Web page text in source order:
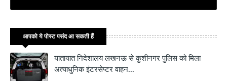
आपको ये पोस्ट पसंद आ सकती हैं
यातायात निदेशालय लखनऊ से कुशीनगर पुलिस को मिला
अत्याधुनिक इंटरसेप्टर वाहन...